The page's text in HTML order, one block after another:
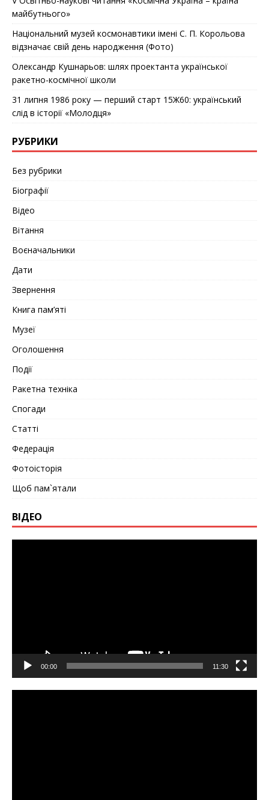
майбутнього»
Національний музей космонавтики імені С. П. Корольова
відзначає cвій день народження (Фото)
Олександр Кушнарьов: шлях проектанта української
ракетно-космічної школи
31 липня 1986 року — перший старт 15Ж60: український
слід в історії «Молодця»
РУБРИКИ
Без рубрики
Біографії
Відео
Вітання
Воєначальники
Дати
Звернення
Книга пам’яті
Музеї
Оголошення
Події
Ракетна техніка
Спогади
Статті
Федерація
Фотоісторія
Щоб пам`ятали
ВІДЕО
00:00 11:30